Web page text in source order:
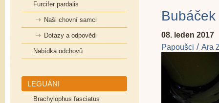
Furcifer pardalis
Naši chovní samci
Dotazy a odpovědi
Nabídka odchovů
LEGUÁNI
Brachylophus fasciatus
Bubáček
08. leden 2017
Papoušci / Ara